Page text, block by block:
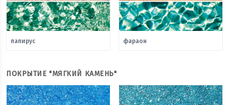
папирус фараон
ПОКРЫТИЕ "МЯГКИЙ КАМЕНЬ"